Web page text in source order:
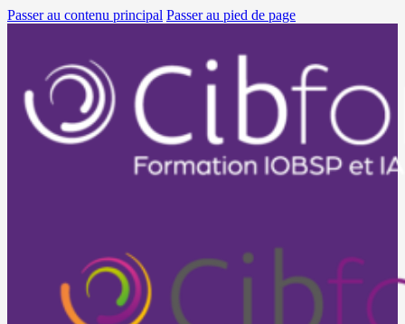
Passer au contenu principal Passer au pied de page